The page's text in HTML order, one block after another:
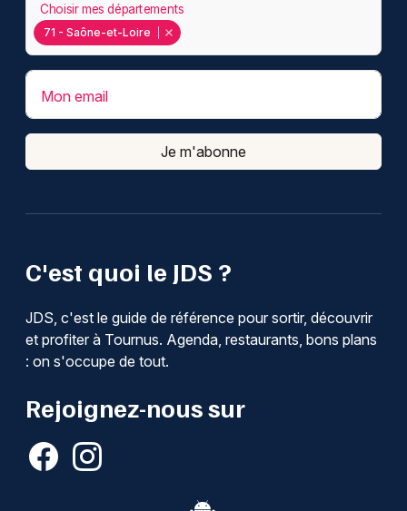
C'est quoi le JDS ?
JDS, c'est le guide de référence pour sortir, découvrir
et profiter à Tournus. Agenda, restaurants, bons plans
: on s'occupe de tout.
Rejoignez-nous sur
71 - Saône-et-Loire
Choisir mes départements
Mon email
Je m'abonne